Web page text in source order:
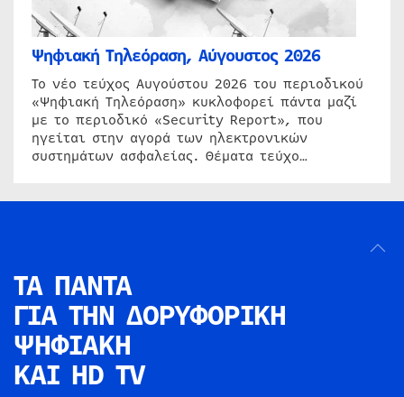
Ψηφιακή Τηλεόραση, Αύγουστος 2026
Το νέο τεύχος Αυγούστου 2026 του περιοδικού
«Ψηφιακή Τηλεόραση» κυκλοφορεί πάντα μαζί
με το περιοδικό «Security Report», που
ηγείται στην αγορά των ηλεκτρονικών
συστημάτων ασφαλείας. Θέματα τεύχο…
ΤΑ ΠΑΝΤΑ
ΓΙΑ ΤΗΝ ΔΟΡΥΦΟΡΙΚΗ
ΨΗΦΙΑΚΗ
ΚΑΙ HD TV